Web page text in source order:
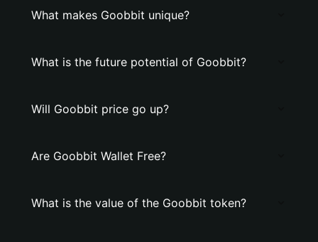
What makes Goobbit unique?
What is the future potential of Goobbit?
Will Goobbit price go up?
Are Goobbit Wallet Free?
What is the value of the Goobbit token?